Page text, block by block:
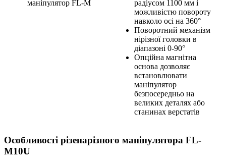
радіусом 1100 мм і
можливістю повороту
навколо осі на 360°
Поворотний механізм
нірізної головки в
діапазоні 0-90°
Опційна магнітна
основа дозволяє
встановлювати
маніпулятор
безпосередньо на
великих деталях або
станинах верстатів
Особливості різенарізного маніпулятора FL-
M10U